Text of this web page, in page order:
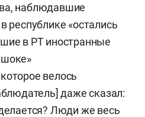
наблюдавшие
республике «остались
в РТ иностранные
велось
даже сказал:
Люди же весь